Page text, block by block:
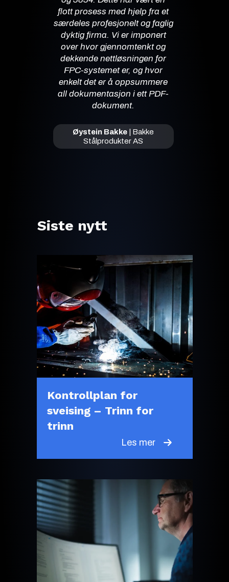
flott prosess med hjelp fra et
særdeles profesjonelt og faglig
dyktig firma. Vi er imponert
over hvor gjennomtenkt og
dekkende nettløsningen for
FPC-systemet er, og hvor
enkelt det er å oppsummere
all dokumentasjon i ett PDF-
dokument.
Øystein Bakke | Bakke
Stålprodukter AS
Siste nytt
Kontrollplan for
sveising – Trinn for
trinn
Les mer